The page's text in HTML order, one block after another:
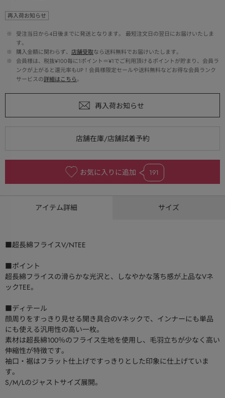
再入荷お知らせ
※
受注当日から4日後までに発送となります。 最短注文日の翌日にお届けいたしま
す。
※
購入金額に関わらず、 店舗受取なら送料無料でお届けいたします。
※
会員様は、税抜¥100毎に1ポイント＝¥1でご利用頂けるポイントが貯まり、会員ラ
ンクが上がると還元率もUP！会員様限定セールや送料無料などお得な会員ランク
サービスの詳細はこちら。
お気に入りに追加 191
アイテム詳細 サイズ
■超長綿フライスV/NTEE
■ポイント
超長綿フライスの滑らかな光沢と、しなやかな落ち感が上品なVネ
ックTEE。
■ディテール
顔周りをすっきり見せる開き具合のVネックで、インナーにも単品
にも使える汎用性の高い一枚。
素材は超長綿100％のフライス生地を使用し、毛羽立ちが少なく高い
伸縮性が特徴です。
袖口・裾はフラット仕上げですっきりとした印象に仕上げていま
す。
S/M/Lのジャストサイズ展開。